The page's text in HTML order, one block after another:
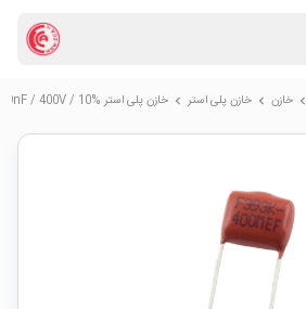
chevron_right خازن chevron_right خازن پلی استر chevron_right خازن پلی استر %10 / 39nF / 400V